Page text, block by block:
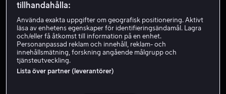
Skaffa Viaplay
tillhandahålla:
Använda exakta uppgifter om geografisk positionering. Aktivt
läsa av enhetens egenskaper för identifieringsändamål. Lagra
och/eller få åtkomst till information på en enhet.
Personanpassad reklam och innehåll, reklam- och
innehållsmätning, forskning angående målgrupp och
tjänsteutveckling.
Lista över partner (leverantörer)